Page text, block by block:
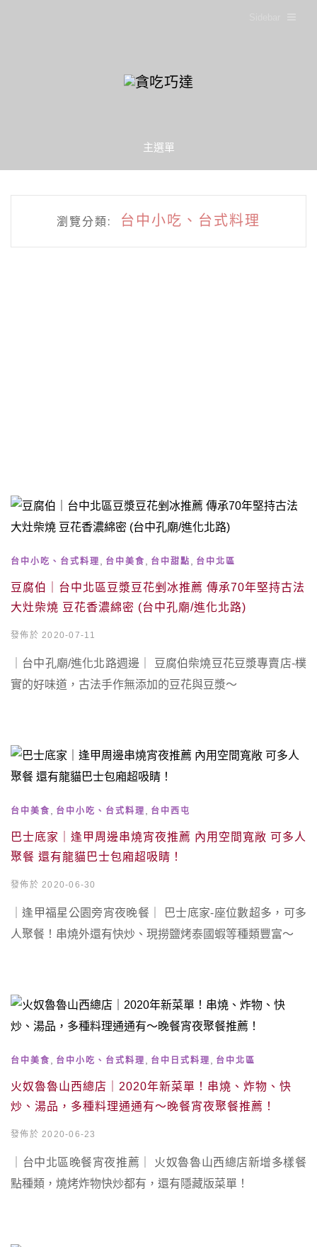
主選單
瀏覽分類: 台中小吃、台式料理
台中小吃、台式料理 台中美食 台中甜點 台中北區
豆腐伯｜台中北區豆漿豆花剉冰推薦 傳承70年堅持古法
大灶柴燒 豆花香濃綿密 (台中孔廟/進化北路)
發佈於 2020-07-11
｜台中孔廟/進化北路週邊｜ 豆腐伯柴燒豆花豆漿專賣店-樸
實的好味道，古法手作無添加的豆花與豆漿～
台中美食 台中小吃、台式料理 台中西屯
巴士底家｜逢甲周邊串燒宵夜推薦 內用空間寬敞 可多人
聚餐 還有龍貓巴士包廂超吸睛！
發佈於 2020-06-30
｜逢甲福星公園旁宵夜晚餐｜ 巴士底家-座位數超多，可多
人聚餐！串燒外還有快炒、現撈鹽烤泰國蝦等種類豐富～
台中美食 台中小吃、台式料理 台中日式料理 台中北區
火奴魯魯山西總店｜2020年新菜單！串燒、炸物、快
炒、湯品，多種料理通通有～晚餐宵夜聚餐推薦！
發佈於 2020-06-23
｜台中北區晚餐宵夜推薦｜ 火奴魯魯山西總店新增多樣餐
點種類，燒烤炸物快炒都有，還有隱藏版菜單！